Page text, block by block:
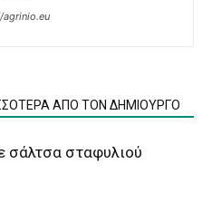
ΑΠΟ ΤΟΝ ΔΗΜΙΟΥΡΓΟ
σάλτσα σταφυλιού